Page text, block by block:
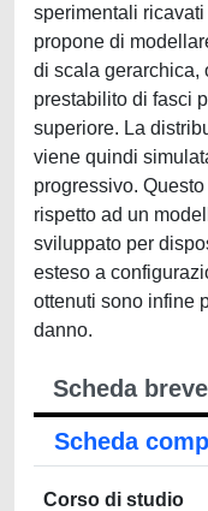
sperimentali ricavati
propone di
di scala gerarchica,
prestabilito di fasci
superiore. La
viene quindi
progressivo.
rispetto ad un
sviluppato per
esteso a
ottenuti sono infine
danno.
Scheda breve
Scheda
Corso di studio